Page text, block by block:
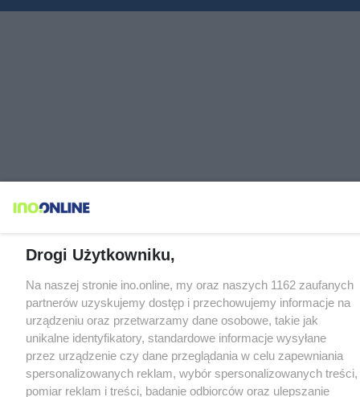
Drogi Użytkowniku,
Na naszej stronie ino.online, my oraz naszych 1162 zaufanych
partnerów uzyskujemy dostęp i przechowujemy informacje na
urządzeniu oraz przetwarzamy dane osobowe, takie jak
unikalne identyfikatory, standardowe informacje wysyłane
przez urządzenie czy dane przeglądania w celu zapewniania
spersonalizowanych reklam, wybór spersonalizowanych treści,
pomiar reklam i treści, badanie odbiorców oraz ulepszanie